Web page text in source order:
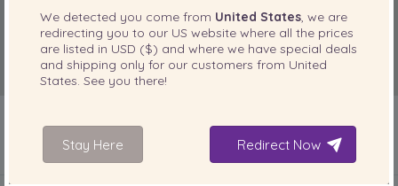
We detected you come from United States , we are
redirecting you to our US website where all the prices
are listed in USD ($) and where we have special deals
and shipping only for our customers from United
States . See you there!
Stay Here Redirect Now